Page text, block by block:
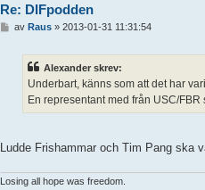
Re: DIFpodden
av Raus» 2013-01-31 11:31:54
Alexander skrev:
Underbart, känns som att det har
En representant med från USC/
Ludde Frishammar och Tim Pang ska
Losing all hope was freedom.